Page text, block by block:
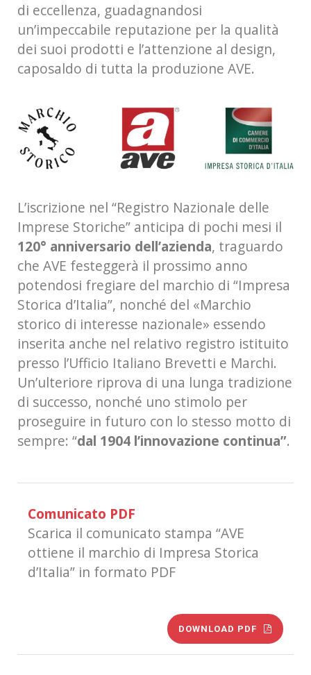
di eccellenza, guadagnandosi
un’impeccabile reputazione per la qualità
dei suoi prodotti e l’attenzione al design,
caposaldo di tutta la produzione AVE.
L’iscrizione nel “Registro Nazionale delle
Imprese Storiche” anticipa di pochi mesi il
120° anniversario dell’azienda, traguardo
che AVE festeggerà il prossimo anno
potendosi fregiare del marchio di “Impresa
Storica d’Italia”, nonché del «Marchio
storico di interesse nazionale» essendo
inserita anche nel relativo registro istituito
presso l’Ufficio Italiano Brevetti e Marchi.
Un’ulteriore riprova di una lunga tradizione
di successo, nonché uno stimolo per
proseguire in futuro con lo stesso motto di
sempre: “dal 1904 l’innovazione continua”.
Comunicato PDF
Scarica il comunicato stampa “AVE
ottiene il marchio di Impresa Storica
d’Italia” in formato PDF
DOWNLOAD PDF